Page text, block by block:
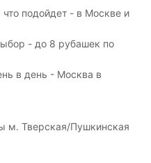
подойдет - в Москве и
- до 8 рубашек по
в день - Москва в
м. Тверская/Пушкинская